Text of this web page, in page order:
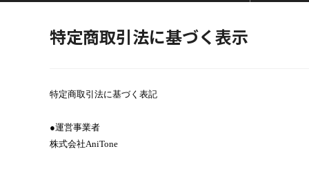
特定商取引法に基づく表示
特定商取引法に基づく表記
●運営事業者
株式会社AniTone